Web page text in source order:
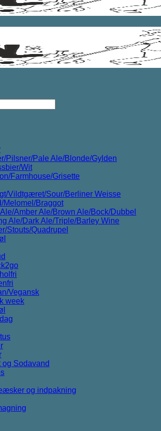
Pilsner/Pale Ale/Blonde/Gylden
Wit
Farmhouse/Grisette
Vildtgæret/Sour/Berliner Weisse
Melomel/Braggot
Amber Ale/Brown Ale/Bock/Dubbel
Ale/Dark Ale/Triple/Barley Wine
Stouts/Quadrupel
Vegansk
week
og Sodavand
og indpakning